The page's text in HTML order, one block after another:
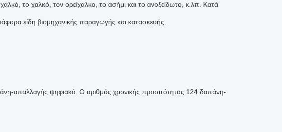
το χαλκό, τον ορείχαλκο, το ασήμι και το ανοξείδωτο, κ.λπ. Κατά
είδη βιομηχανικής παραγωγής και κατασκευής.
απαλλαγής ψηφιακό. Ο αριθμός χρονικής προσιτότητας 124 δαπάνη-